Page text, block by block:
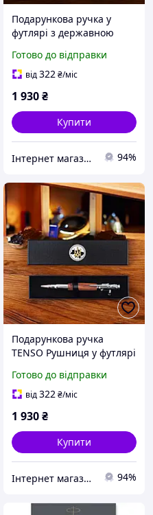
Подарункова ручка у
футлярі з державною
війська" TENSO
Готово до відправки
від322₴/міс
1 930₴
Купити
Інтернет магазин birca.com.ua 94%
Подарункова ручка
TENSO Рушниця у футлярі
Тризуб на фоні карти
України
Готово до відправки
від322₴/міс
1 930₴
Купити
Інтернет магазин birca.com.ua 94%